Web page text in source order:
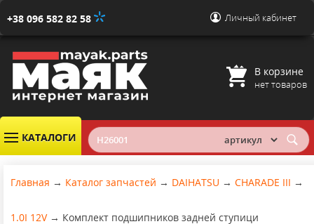
+38 096 582 82 58 Личный кабинет
В корзине
нет товаров
КАТАЛОГИ
Главная → Каталог запчастей → DAIHATSU → CHARADE III →
1.0I 12V → Комплект подшипников задней ступици